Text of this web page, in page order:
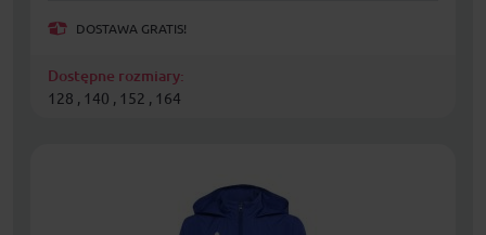
DOSTAWA GRATIS!
Dostępne rozmiary:
128 , 140 , 152 , 164